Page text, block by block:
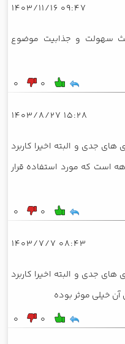
09:47 1403/11/16
سهولت و جذابیت موضوع
0
0
15:28 1403/8/27
جدی و البته اخیرا کاربرد
است که مورد استفاده قرار
0
0
08:43 1403/7/7
جدی و البته اخیرا کاربرد
آن خیلی موثر بوده
0
0